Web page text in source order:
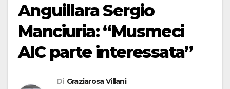
Anguillara Sergio
Manciuria: “Musmeci
AIC parte interessata”
Di Graziarosa Villani